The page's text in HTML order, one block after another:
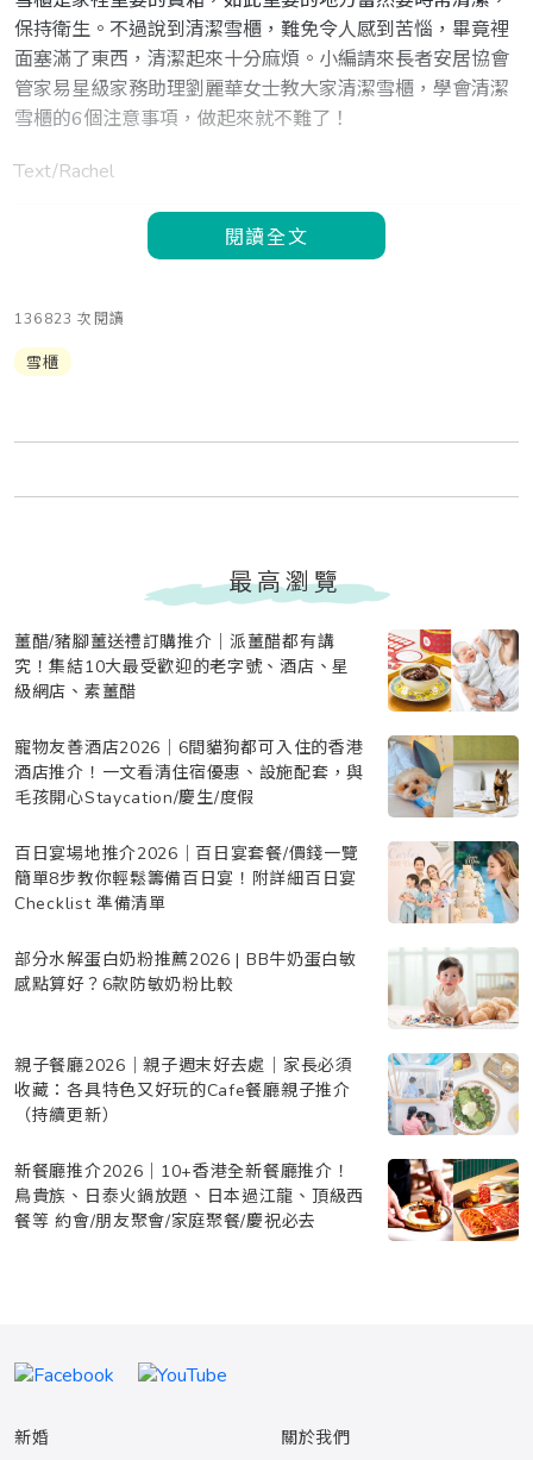
保持衛生。不過說到清潔雪櫃，難免令人感到苦惱，畢竟裡
面塞滿了東西，清潔起來十分麻煩。小編請來長者安居協會
管家易星級家務助理劉麗華女士教大家清潔雪櫃，學會清潔
雪櫃的6個注意事項，做起來就不難了！
Text/Rachel
閱讀全文
136823 次閱讀
雪櫃
最高瀏覽
薑醋/豬腳薑送禮訂購推介｜派薑醋都有講
究！集結10大最受歡迎的老字號、酒店、星
級網店、素薑醋
寵物友善酒店2026｜6間貓狗都可入住的香港
酒店推介！一文看清住宿優惠、設施配套，與
毛孩開心Staycation/慶生/度假
百日宴場地推介2026｜百日宴套餐/價錢一覽
簡單8步教你輕鬆籌備百日宴！附詳細百日宴
Checklist 準備清單
部分水解蛋白奶粉推薦2026 | BB牛奶蛋白敏
感點算好？6款防敏奶粉比較
親子餐廳2026｜親子週末好去處｜家長必須
收藏：各具特色又好玩的Cafe餐廳親子推介
（持續更新）
新餐廳推介2026｜10+香港全新餐廳推介！
鳥貴族、日泰火鍋放題、日本過江龍、頂級西
餐等 約會/朋友聚會/家庭聚餐/慶祝必去
新婚
關於我們